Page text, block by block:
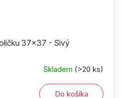
37x37 - Sivý
Skladem (>20 ks)
Do košíka